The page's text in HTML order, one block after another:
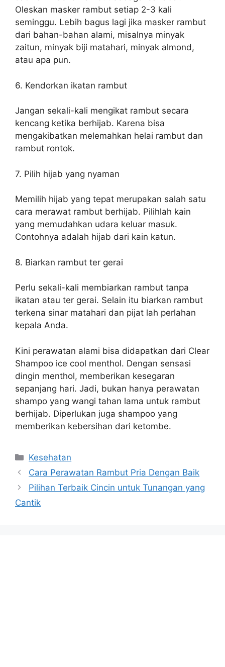
Oleskan masker rambut setiap 2-3 kali
seminggu. Lebih bagus lagi jika masker rambut
dari bahan-bahan alami, misalnya minyak
zaitun, minyak biji matahari, minyak almond,
atau apa pun.
6. Kendorkan ikatan rambut
Jangan sekali-kali mengikat rambut secara
kencang ketika berhijab. Karena bisa
mengakibatkan melemahkan helai rambut dan
rambut rontok.
7. Pilih hijab yang nyaman
Memilih hijab yang tepat merupakan salah satu
cara merawat rambut berhijab. Pilihlah kain
yang memudahkan udara keluar masuk.
Contohnya adalah hijab dari kain katun.
8. Biarkan rambut ter gerai
Perlu sekali-kali membiarkan rambut tanpa
ikatan atau ter gerai. Selain itu biarkan rambut
terkena sinar matahari dan pijat lah perlahan
kepala Anda.
Kini perawatan alami bisa didapatkan dari Clear
Shampoo ice cool menthol. Dengan sensasi
dingin menthol, memberikan kesegaran
sepanjang hari. Jadi, bukan hanya perawatan
shampo yang wangi tahan lama untuk rambut
berhijab. Diperlukan juga shampoo yang
memberikan kebersihan dari ketombe.
Categories
Kesehatan
Cara Perawatan Rambut Pria Dengan Baik
Pilihan Terbaik Cincin untuk Tunangan yang
Cantik